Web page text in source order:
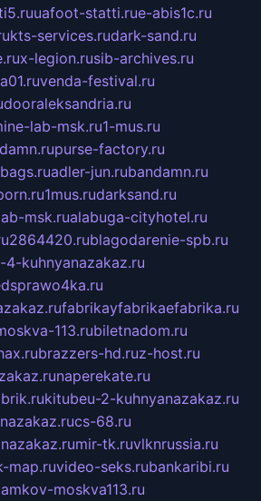
uafoot-statti.rue-abis1c.ru
kts-services.rudark-sand.ru
x-legion.rusib-archives.ru
venda-festival.ru
dooraleksandria.ru
lab-msk.ru1-mus.ru
purse-factory.ru
adler-jun.rubandamn.ru
1mus.rudarksand.ru
msk.rualabuga-cityhotel.ru
2864420.rublagodarenie-spb.ru
kuhnyanazakaz.ru
fabrikayfabrikaefabrika.ru
113.rubiletnadom.ru
brazzers-hd.ruz-host.ru
naperekate.ru
kitubeu-2-kuhnyanazakaz.ru
cs-68.ru
mir-tk.ruvlknrussia.ru
map.ruvideo-seks.rubankaribi.ru
moskva113.ru